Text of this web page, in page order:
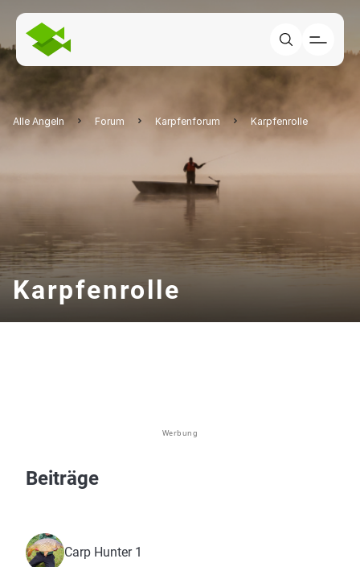
Alle Angeln Forum Karpfenforum Karpfenrolle
Karpfenrolle
Werbung
Beiträge
Carp Hunter 1